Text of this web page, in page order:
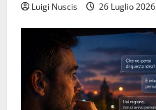
Luigi Nuscis 26 Luglio 2026